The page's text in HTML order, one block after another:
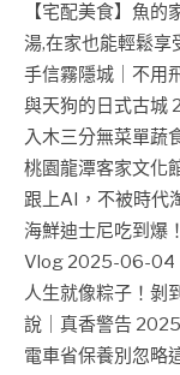
【宅配美食】魚
湯,在家也能輕鬆享
手信霧隱城｜不用
與天狗的日式古城
入木三分無菜單蔬
桃園龍潭客家文化
跟上AI，不被時代
海鮮迪士尼吃到爆
Vlog 2025-06-04
人生就像粽子！剝
說｜真香警告
電車省保養別忽略